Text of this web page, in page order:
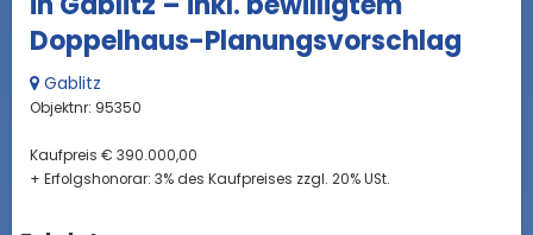
Doppelhaus-Planungsvorschlag
Gablitz
Objektnr: 95350
Kaufpreis € 390.000,00
+ Erfolgshonorar: 3% des Kaufpreises zzgl. 20% USt.